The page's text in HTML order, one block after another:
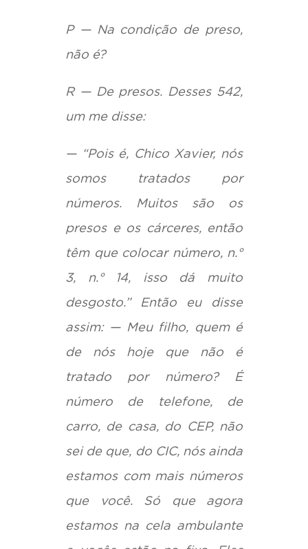
P — Na condição de preso,
não é?
R — De presos. Desses 542,
um me disse:
— “Pois é, Chico Xavier, nós
somos tratados por
números. Muitos são os
presos e os cárceres, então
têm que colocar número, n.°
3, n.° 14, isso dá muito
desgosto.” Então eu disse
assim: — Meu filho, quem é
de nós hoje que não é
tratado por número? É
número de telefone, de
carro, de casa, do CEP, não
sei de que, do CIC, nós ainda
estamos com mais números
que você. Só que agora
estamos na cela ambulante